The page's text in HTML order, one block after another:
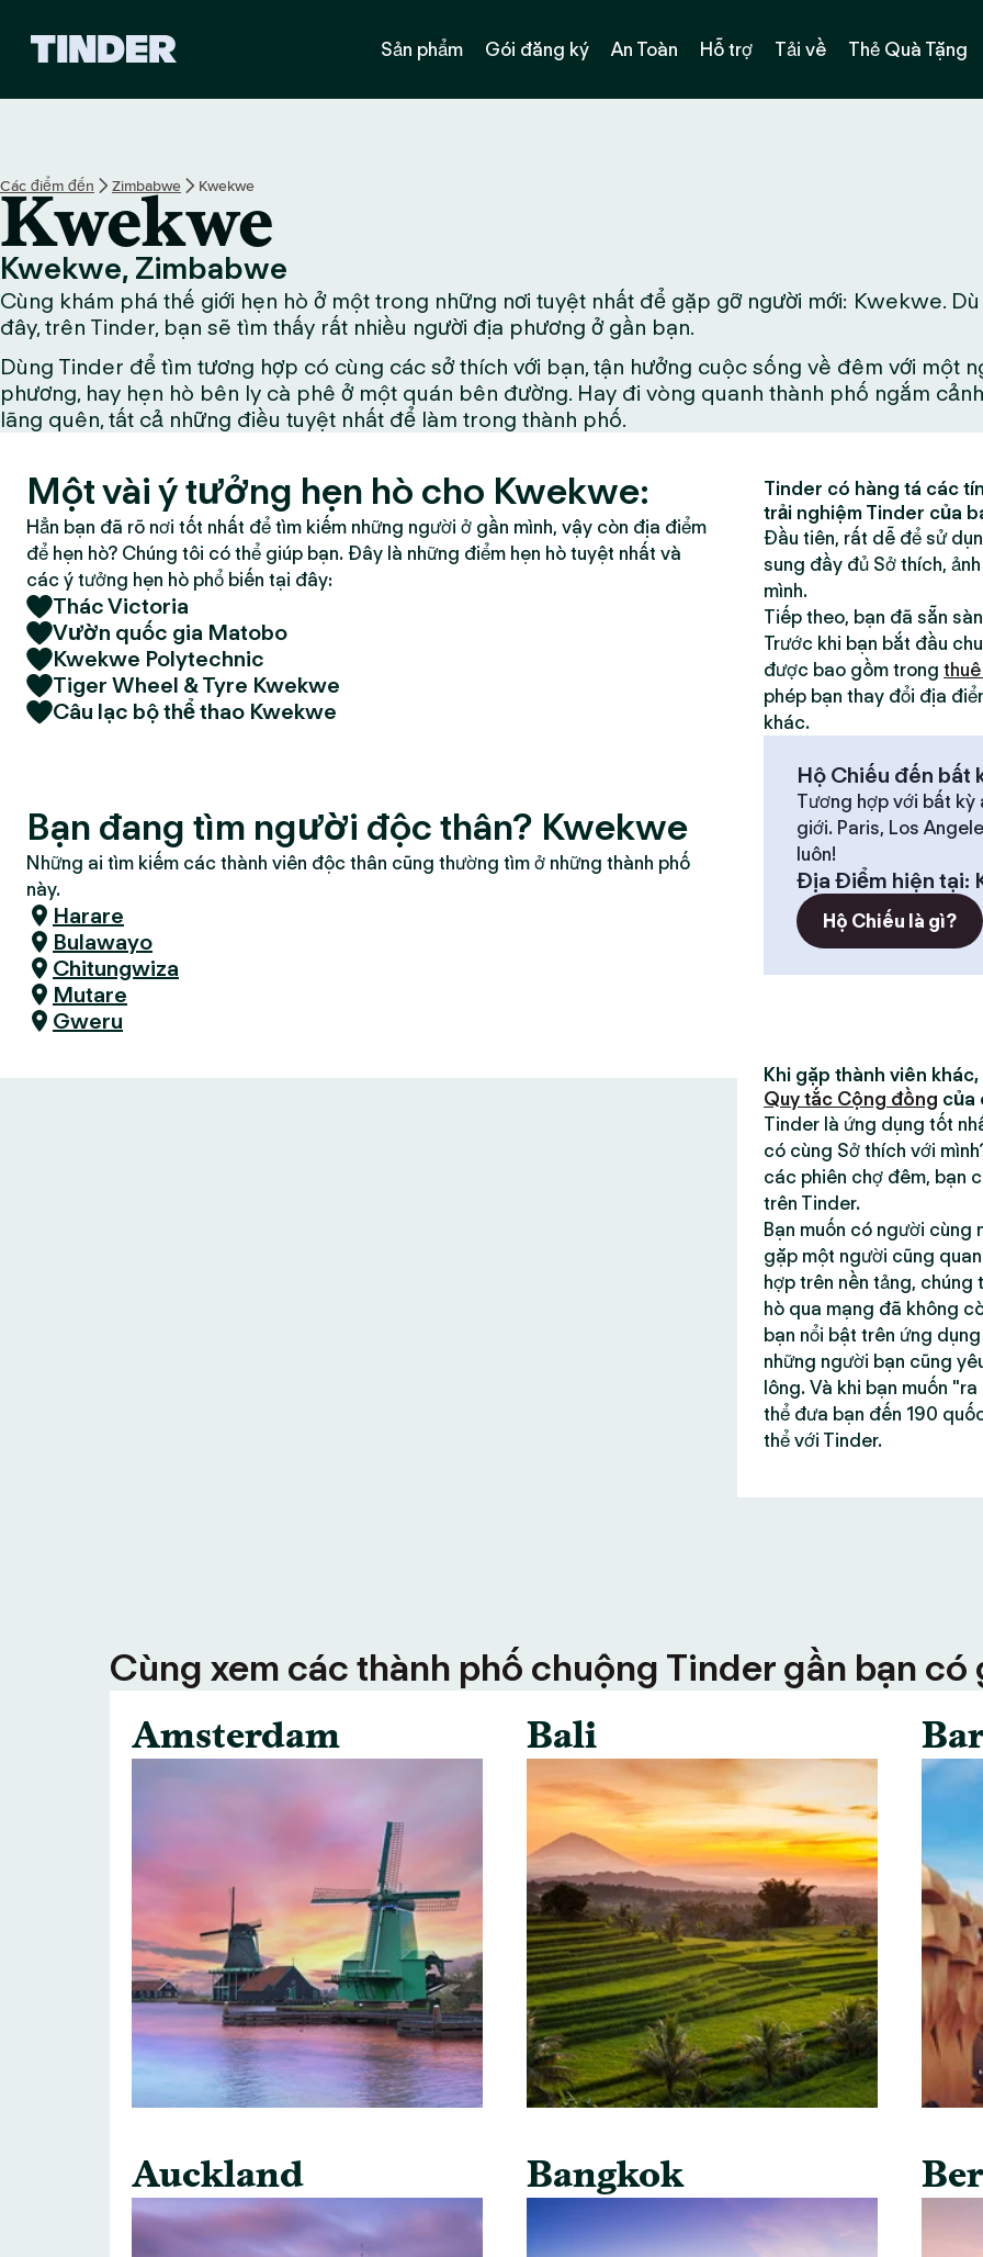
h
ủ
n
d
e
r
Sản phẩm Gói đăng ký An Toàn Hỗ trợ Tải về Thẻ Quà Tặng
Các điểm đến Zimbabwe Kwekwe
Kwekwe
Kwekwe, Zimbabwe
Cùng khám phá thế giới hẹn hò ở một trong những nơi tuyệt nhất để gặp gỡ người mới: Kwekwe.
đây, trên Tinder, bạn sẽ tìm thấy rất nhiều người địa phương ở gần bạn.
Dùng Tinder để tìm tương hợp có cùng các sở thích với bạn, tận hưởng cuộc sống về đêm với một
phương, hay hẹn hò bên ly cà phê ở một quán bên đường. Hay đi vòng quanh thành phố ngắm
lãng quên, tất cả những điều tuyệt nhất để làm trong thành phố.
Một vài ý tưởng hẹn hò cho Kwekwe:
Hẳn bạn đã rõ nơi tốt nhất để tìm kiếm những người ở gần mình, vậy còn địa điểm
để hẹn hò? Chúng tôi có thể giúp bạn. Đây là những điểm hẹn hò tuyệt nhất và
các ý tưởng hẹn hò phổ biến tại đây:
Thác Victoria
Vườn quốc gia Matobo
Kwekwe Polytechnic
Tiger Wheel & Tyre Kwekwe
Câu lạc bộ thể thao Kwekwe
Bạn đang tìm người độc thân? Kwekwe
Những ai tìm kiếm các thành viên độc thân cũng thường tìm ở những thành phố
này.
Harare
Bulawayo
Chitungwiza
Mutare
Gweru
Tinder có hàng tá các
trải nghiệm Tinder của
Đầu tiên, rất dễ để sử
sung đầy đủ Sở thích,
mình.
Tiếp theo, bạn đã sẵn
Trước khi bạn bắt đầu
được bao gồm trong
phép bạn thay đổi địa
khác.
Hộ Chiếu đến bất
Tương hợp với bất kỳ
giới. Paris, Los
luôn!
Địa Điểm hiện tại:
Hộ Chiếu là gì?
Khi gặp thành viên
Quy tắc Cộng đồng của
Tinder là ứng dụng tốt
có cùng Sở thích với
các phiên chợ đêm, bạn
trên Tinder.
Bạn muốn có người cùng
gặp một người cũng
hợp trên nền tảng,
hò qua mạng đã không
bạn nổi bật trên ứng
những người bạn cũng
lông. Và khi bạn muốn
thể đưa bạn đến 190
thể với Tinder.
Cùng xem các thành phố chuộng Tinder gần bạn có
Amsterdam
Auckland
Bali
Bangkok